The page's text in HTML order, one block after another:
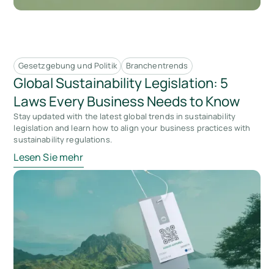
Gesetzgebung und Politik Branchentrends
Global Sustainability Legislation: 5
Laws Every Business Needs to Know
Stay updated with the latest global trends in sustainability
legislation and learn how to align your business practices with
sustainability regulations.
Lesen Sie mehr